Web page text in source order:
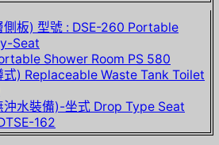
板) 型號 : DSE-260 Portable
Seat
Shower Room PS 580
) Replaceable Waste Tank Toilet
沖水裝備)-坐式 Drop Type Seat
162